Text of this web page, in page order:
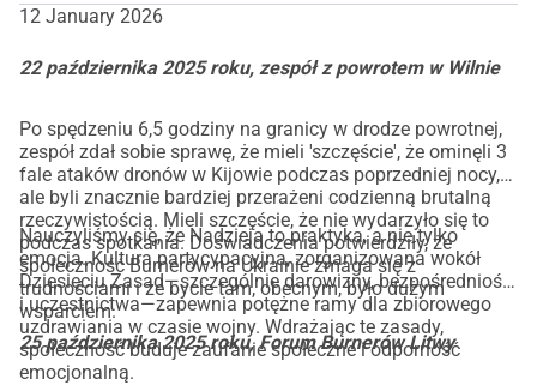
12 January 2026
22 października 2025 roku, zespół z powrotem w Wilnie
Po spędzeniu 6,5 godziny na granicy w drodze powrotnej,
zespół zdał sobie sprawę, że mieli 'szczęście', że ominęli 3
fale ataków dronów w Kijowie podczas poprzedniej nocy,
ale byli znacznie bardziej przerażeni codzienną brutalną
rzeczywistością. Mieli szczęście, że nie wydarzyło się to
podczas spotkania. Doświadczenia potwierdziły, że
społeczność Burnerów na Ukrainie zmaga się z
trudnościami i że bycie tam, obecnym, było dużym
wsparciem.
Nauczyliśmy się, że Nadzieja to praktyka, a nie tylko
emocja. Kultura partycypacyjna, zorganizowana wokół
Dziesięciu Zasad—szczególnie darowizny, bezpośredniości
i uczestnictwa—zapewnia potężne ramy dla zbiorowego
uzdrawiania w czasie wojny. Wdrażając te zasady,
społeczność buduje zaufanie społeczne i odporność
emocjonalną.
25 października 2025 roku, Forum Burnerów Litwy